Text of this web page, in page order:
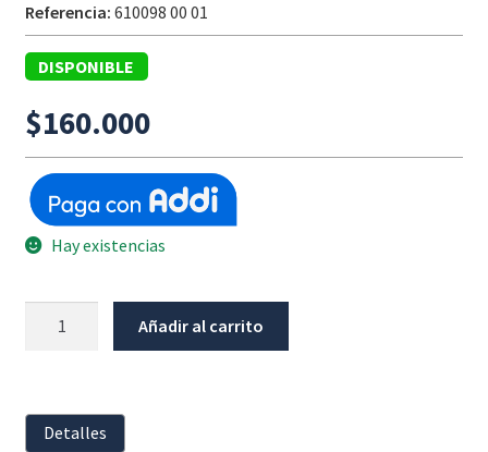
Referencia: 610098 00 01
DISPONIBLE
$160.000
Hay existencias
Xplorer
Añadir al carrito
Detalles